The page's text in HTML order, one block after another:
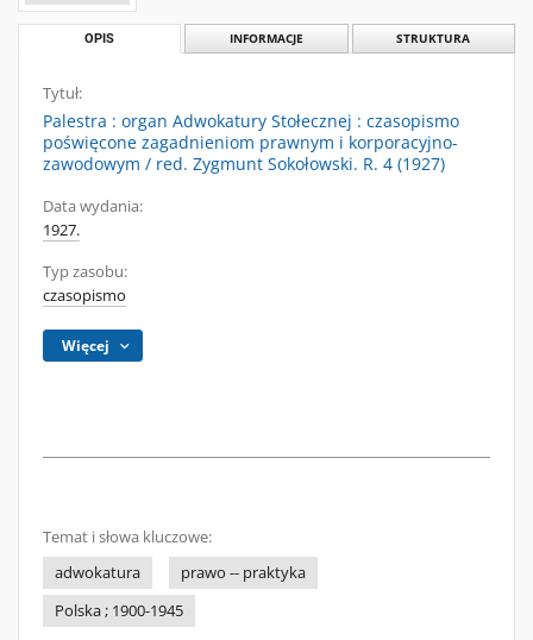
OPIS INFORMACJE STRUKTURA
Tytuł:
Palestra : organ Adwokatury Stołecznej : czasopismo
poświęcone zagadnieniom prawnym i korporacyjno-
zawodowym / red. Zygmunt Sokołowski. R. 4 (1927)
Data wydania:
1927.
Typ zasobu:
czasopismo
Więcej
Temat i słowa kluczowe:
adwokatura
prawo -- praktyka
Polska ; 1900-1945